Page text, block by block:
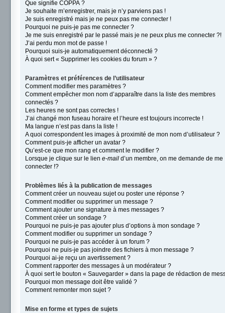
Que signifie COPPA ?
Je souhaite m’enregistrer, mais je n’y parviens pas !
Je suis enregistré mais je ne peux pas me connecter !
Pourquoi ne puis-je pas me connecter ?
Je me suis enregistré par le passé mais je ne peux plus me connecter ?!
J’ai perdu mon mot de passe !
Pourquoi suis-je automatiquement déconnecté ?
À quoi sert « Supprimer les cookies du forum » ?
Paramètres et préférences de l’utilisateur
Comment modifier mes paramètres ?
Comment empêcher mon nom d’apparaître dans la liste des membres
connectés ?
Les heures ne sont pas correctes !
J’ai changé mon fuseau horaire et l’heure est toujours incorrecte !
Ma langue n’est pas dans la liste !
A quoi correspondent les images à proximité de mon nom d’utilisateur ?
Comment puis-je afficher un avatar ?
Qu’est-ce que mon rang et comment le modifier ?
Lorsque je clique sur le lien e-mail d’un membre, on me demande de me
connecter !?
Problèmes liés à la publication de messages
Comment créer un nouveau sujet ou poster une réponse ?
Comment modifier ou supprimer un message ?
Comment ajouter une signature à mes messages ?
Comment créer un sondage ?
Pourquoi ne puis-je pas ajouter plus d’options à mon sondage ?
Comment modifier ou supprimer un sondage ?
Pourquoi ne puis-je pas accéder à un forum ?
Pourquoi ne puis-je pas joindre des fichiers à mon message ?
Pourquoi ai-je reçu un avertissement ?
Comment rapporter des messages à un modérateur ?
À quoi sert le bouton « Sauvegarder » dans la page de rédaction de
Pourquoi mon message doit être validé ?
Comment remonter mon sujet ?
Mise en forme et types de sujets